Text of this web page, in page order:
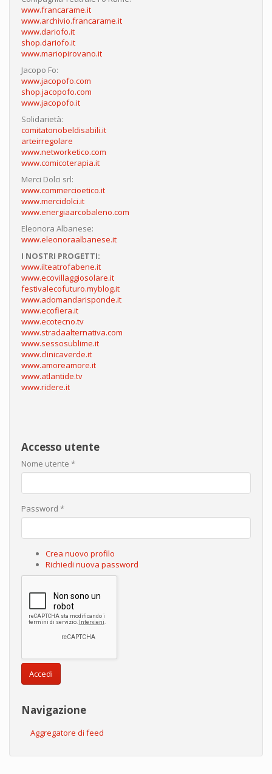
www.francarame.it
www.archivio.francarame.it
www.dariofo.it
shop.dariofo.it
www.mariopirovano.it
Jacopo Fo:
www.jacopofo.com
shop.jacopofo.com
www.jacopofo.it
Solidarietà:
comitatonobeldisabili.it
arteirregolare
www.networketico.com
www.comicoterapia.it
Merci Dolci srl:
www.commercioetico.it
www.mercidolci.it
www.energiaarcobaleno.com
Eleonora Albanese:
www.eleonoraalbanese.it
I NOSTRI PROGETTI:
www.ilteatrofabene.it
www.ecovillaggiosolare.it
festivalecofuturo.myblog.it
www.adomandarisponde.it
www.ecofiera.it
www.ecotecno.tv
www.stradaalternativa.com
www.sessosublime.it
www.clinicaverde.it
www.amoreamore.it
www.atlantide.tv
www.ridere.it
Accesso utente
Nome utente *
Password *
Crea nuovo profilo
Richiedi nuova password
Accedi
Navigazione
Aggregatore di feed